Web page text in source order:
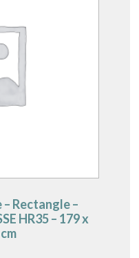
Rectangle –
HR35 – 179 x